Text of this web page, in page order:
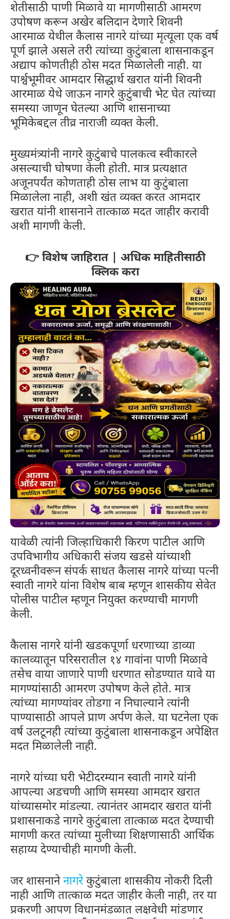
शेतीसाठी पाणी मिळावे या मागणीसाठी आमरण
उपोषण करून अखेर बलिदान देणारे शिवनी
आरमाळ येथील कैलास नागरे यांच्या मृत्यूला एक वर्ष
पूर्ण झाले असले तरी त्यांच्या कुटुंबाला शासनाकडून
अद्याप कोणतीही ठोस मदत मिळालेली नाही. या
पार्श्वभूमीवर आमदार सिद्धार्थ खरात यांनी शिवनी
आरमाळ येथे जाऊन नागरे कुटुंबाची भेट घेत त्यांच्या
समस्या जाणून घेतल्या आणि शासनाच्या
भूमिकेबद्दल तीव्र नाराजी व्यक्त केली.
मुख्यमंत्र्यांनी नागरे कुटुंबाचे पालकत्व स्वीकारले
असल्याची घोषणा केली होती. मात्र प्रत्यक्षात
अजूनपर्यंत कोणताही ठोस लाभ या कुटुंबाला
मिळालेला नाही, अशी खंत व्यक्त करत आमदार
खरात यांनी शासनाने तात्काळ मदत जाहीर करावी
अशी मागणी केली.
👉 विशेष जाहिरात | अधिक माहितीसाठी
क्लिक करा
यावेळी त्यांनी जिल्हाधिकारी किरण पाटील आणि
उपविभागीय अधिकारी संजय खडसे यांच्याशी
दूरध्वनीवरून संपर्क साधत कैलास नागरे यांच्या पत्नी
स्वाती नागरे यांना विशेष बाब म्हणून शासकीय सेवेत
पोलीस पाटील म्हणून नियुक्त करण्याची मागणी
केली.
कैलास नागरे यांनी खडकपूर्णा धरणाच्या डाव्या
कालव्यातून परिसरातील १४ गावांना पाणी मिळावे
तसेच वाया जाणारे पाणी धरणात सोडण्यात यावे या
मागण्यांसाठी आमरण उपोषण केले होते. मात्र
त्यांच्या मागण्यांवर तोडगा न निघाल्याने त्यांनी
पाण्यासाठी आपले प्राण अर्पण केले. या घटनेला एक
वर्ष उलटूनही त्यांच्या कुटुंबाला शासनाकडून अपेक्षित
मदत मिळालेली नाही.
नागरे यांच्या घरी भेटीदरम्यान स्वाती नागरे यांनी
आपल्या अडचणी आणि समस्या आमदार खरात
यांच्यासमोर मांडल्या. त्यानंतर आमदार खरात यांनी
प्रशासनाकडे नागरे कुटुंबाला तात्काळ मदत देण्याची
मागणी करत त्यांच्या मुलीच्या शिक्षणासाठी आर्थिक
सहाय्य देण्याचीही मागणी केली.
जर शासनानेनागरेकुटुंबाला शासकीय नोकरी दिली
नाही आणि तात्काळ मदत जाहीर केली नाही, तर या
प्रकरणी आपण विधानमंडळात लक्षवेधी मांडणार